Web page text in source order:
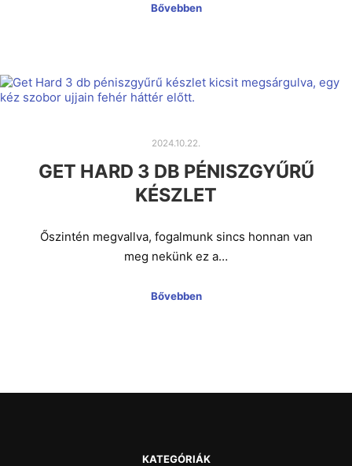
Bővebben
2024.10.22.
GET HARD 3 DB PÉNISZGYŰRŰ
KÉSZLET
Őszintén megvallva, fogalmunk sincs honnan van
meg nekünk ez a…
Bővebben
KATEGÓRIÁK